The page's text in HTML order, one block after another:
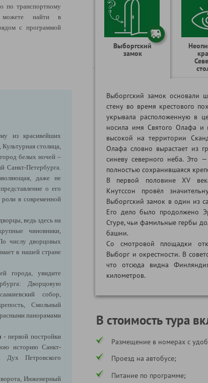
по транспортному
можете найти в
с программой
из красивейших
столица,
белых ночей –
Санкт-Петербурга.
даже не
о его
роли в современной
ведь здесь на
чиновники,
числу дворцовых
в нашей стране
города, увидите
Дворцовую
собор,
Смольный
панорамами
- первой постройки
историю Санкт-
Дух Петровского
Инженерный
Выборгский
замок
Выборгский замок основали
стену во время крестового
укрывала расположенную в
носила имя Святого Олафа и
высокой на территории
Олафа словно вырастает из
синеву северного неба. Это
полностью сохранившаяся
В первой половине XV
Кнутссон провёл
Выборгский замок в один из
Его дело было продолжено
Стуре, чьи фамильные гербы
башни.
Со смотровой площадки
Выборг и окрестности. В
что отсюда видна
километров.
В стоимость тура
Размещение в номерах с
Проезд на автобусе;
Питание по программе;